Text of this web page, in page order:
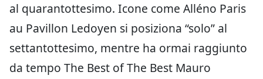
al quarantottesimo. Icone come Alléno Paris
au Pavillon Ledoyen si posiziona “solo” al
settantottesimo, mentre ha ormai raggiunto
da tempo The Best of The Best Mauro